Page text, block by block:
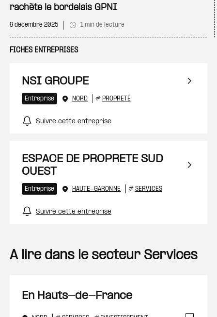
rachète le bordelais GPNI
9 décembre 2025 1 min de lecture
FICHES ENTREPRISES
NSI GROUPE
Entreprise NORD # PROPRETÉ
Suivre cette entreprise
ESPACE DE PROPRETE SUD
OUEST
Entreprise HAUTE-GARONNE # SERVICES
Suivre cette entreprise
A lire dans le secteur Services
En Hauts-de-France